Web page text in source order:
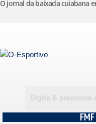
o
O jornal da baixada cuiabana